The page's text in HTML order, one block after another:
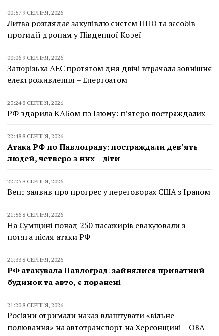
00:57 9 СЕРПНЯ, 2026
Литва розглядає закупівлю систем ППО та засобів
протидії дронам у Південної Кореї
00:06 9 СЕРПНЯ, 2026
Запорізька АЕС протягом дня двічі втрачала зовнішнє
електроживлення – Енергоатом
23:24 8 СЕРПНЯ, 2026
РФ вдарила КАБом по Ізюму: п’ятеро постраждалих
22:48 8 СЕРПНЯ, 2026
Атака РФ по Павлограду: постраждали дев’ять
людей, четверо з них – діти
22:25 8 СЕРПНЯ, 2026
Венс заявив про прогрес у переговорах США з Іраном
21:56 8 СЕРПНЯ, 2026
На Сумщині понад 250 пасажирів евакуювали з
потяга після атаки РФ
21:33 8 СЕРПНЯ, 2026
РФ атакувала Павлоград: зайнялися приватний
будинок та авто, є поранені
21:20 8 СЕРПНЯ, 2026
Росіяни отримали наказ влаштувати «вільне
полювання» на автотранспорт на Херсонщині – ОВА